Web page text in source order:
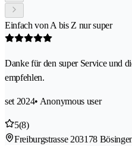
Einfach von A bis Z nur super
Danke für den super Service und
empfehlen.
set 2024• Anonymous user
5(8)
Freiburgstrasse 203178